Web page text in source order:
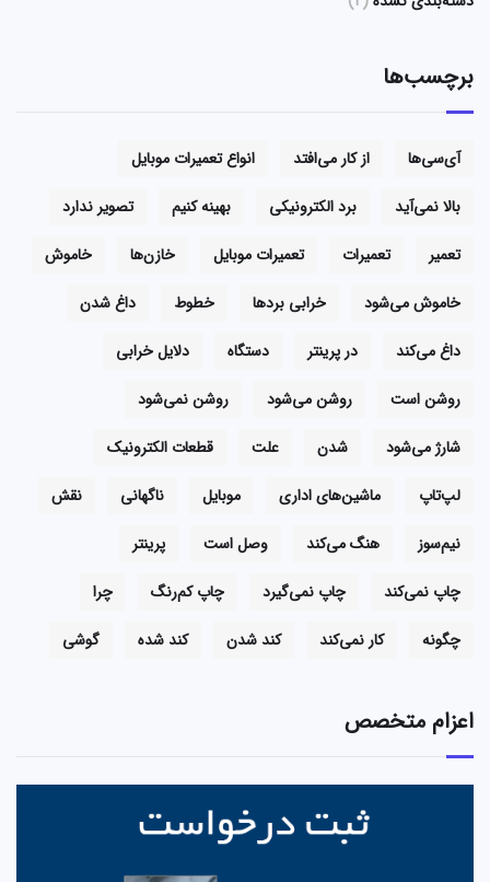
برچسب‌ها
آی‌سی‌ها از کار می‌افتد
انواع تعمیرات موبایل
بالا نمی‌آید
برد الکترونیکی بهینه کنیم
تصویر ندارد
تعمیر
تعمیرات تعمیرات موبایل خازن‌ها
خاموش
خاموش می‌شود
خرابی بردها خطوط
داغ شدن
داغ می‌کند
در پرینتر دستگاه
دلایل خرابی
روشن است
روشن می‌شود
روشن نمی‌شود
شارژ می‌شود
شدن علت
قطعات الکترونیک
لپ‌تاپ
ماشین‌های اداری موبایل ناگهانی
نقش
نیم‌سوز
هنگ می‌کند وصل است
پرینتر
چاپ نمی‌کند
چاپ نمی‌گیرد چاپ کم‌رنگ
چرا
چگونه
کار نمی‌کند کند شدن کند شده گوشی
اعزام متخصص